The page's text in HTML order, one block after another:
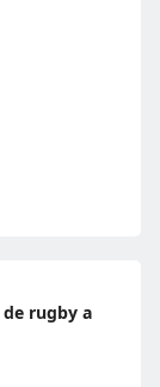
rugby a